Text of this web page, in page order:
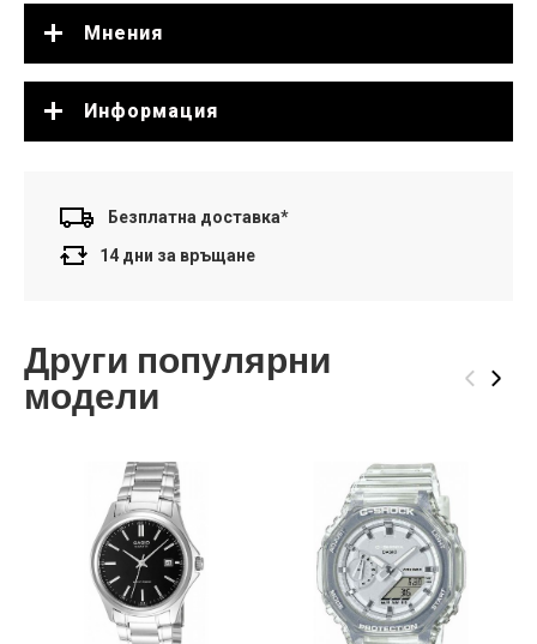
Мнения
Информация
Безплатна доставка*
14 дни за връщане
Други популярни
модели ‹ ›